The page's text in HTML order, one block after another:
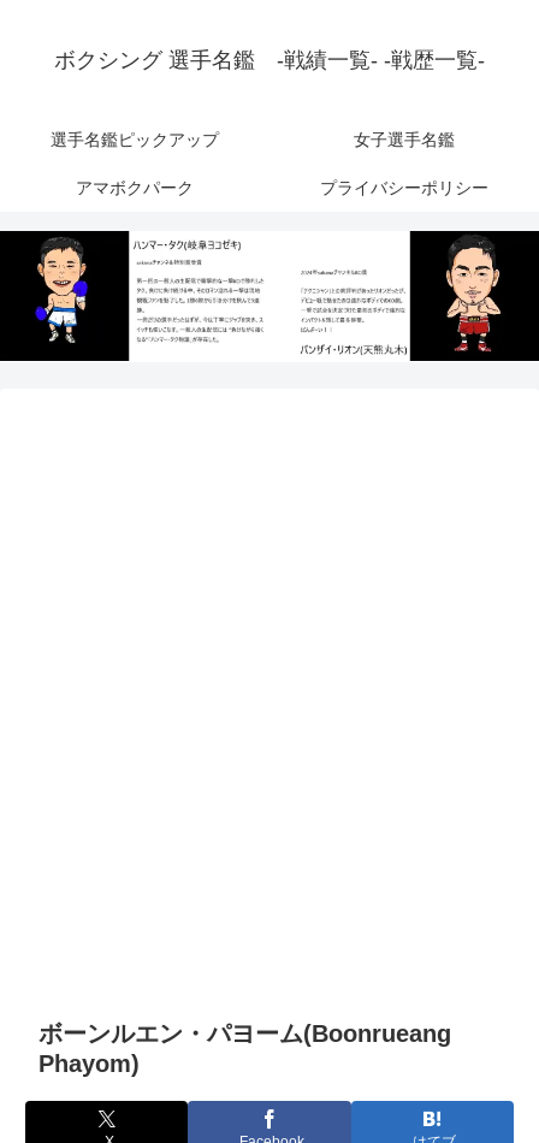
ボクシング 選手名鑑 -戦績一覧- -戦歴一覧-
選手名鑑ピックアップ 女子選手名鑑
アマボクパーク プライバシーポリシー
ボーンルエン・パヨーム(Boonrueang
Phayom)